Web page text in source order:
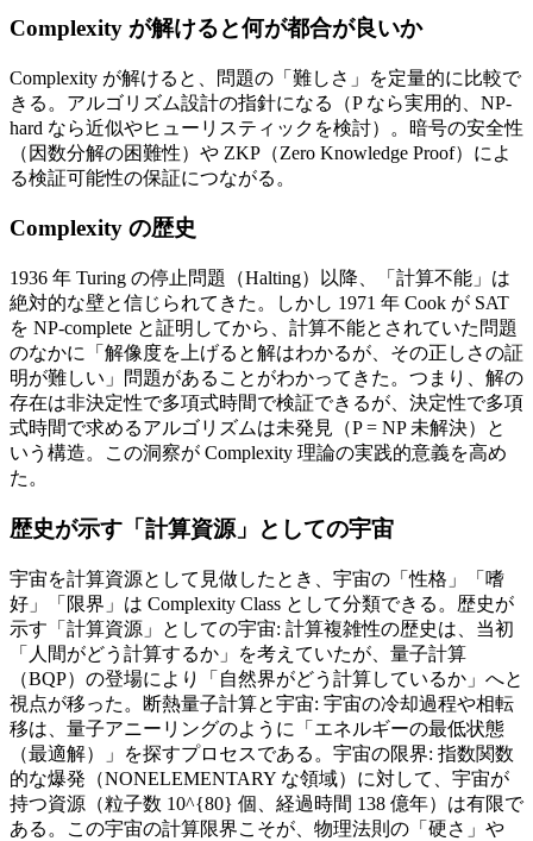
Complexity が解けると何が都合が良いか
Complexity が解けると、問題の「難しさ」を定量的に比較で
きる。アルゴリズム設計の指針になる（P なら実用的、NP-
hard なら近似やヒューリスティックを検討）。暗号の安全性
（因数分解の困難性）や ZKP（Zero Knowledge Proof）によ
る検証可能性の保証につながる。
Complexity の歴史
1936 年 Turing の停止問題（Halting）以降、「計算不能」は
絶対的な壁と信じられてきた。しかし 1971 年 Cook が SAT
を NP-complete と証明してから、計算不能とされていた問題
のなかに「解像度を上げると解はわかるが、その正しさの証
明が難しい」問題があることがわかってきた。つまり、解の
存在は非決定性で多項式時間で検証できるが、決定性で多項
式時間で求めるアルゴリズムは未発見（P = NP 未解決）と
いう構造。この洞察が Complexity 理論の実践的意義を高め
た。
歴史が示す「計算資源」としての宇宙
宇宙を計算資源として見做したとき、宇宙の「性格」「嗜
好」「限界」は Complexity Class として分類できる。歴史が
示す「計算資源」としての宇宙: 計算複雑性の歴史は、当初
「人間がどう計算するか」を考えていたが、量子計算
（BQP）の登場により「自然界がどう計算しているか」へと
視点が移った。断熱量子計算と宇宙: 宇宙の冷却過程や相転
移は、量子アニーリングのように「エネルギーの最低状態
（最適解）」を探すプロセスである。宇宙の限界: 指数関数
的な爆発（NONELEMENTARY な領域）に対して、宇宙が
持つ資源（粒子数 10^{80} 個、経過時間 138 億年）は有限で
ある。この宇宙の計算限界こそが、物理法則の「硬さ」や